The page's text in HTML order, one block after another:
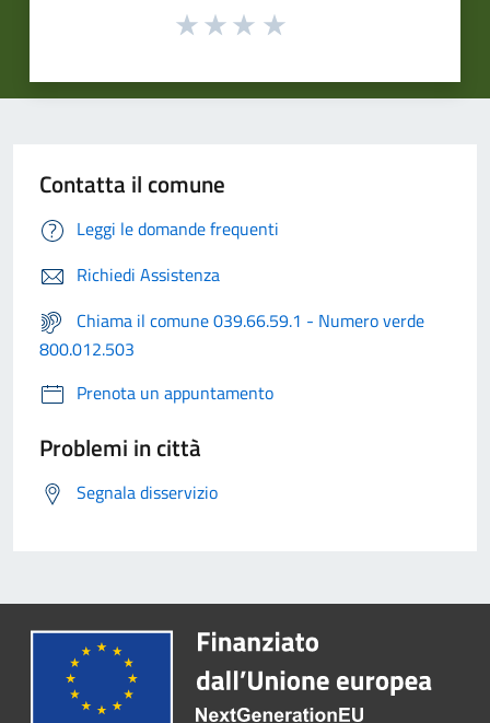
Contatta il comune
Leggi le domande frequenti
Richiedi Assistenza
Chiama il comune 039.66.59.1 - Numero verde
800.012.503
Prenota un appuntamento
Problemi in città
Segnala disservizio